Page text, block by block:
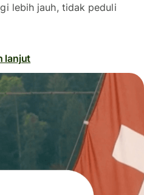
lebih jauh, tidak peduli
lanjut